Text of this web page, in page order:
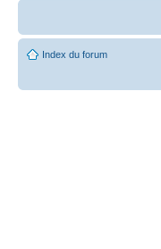
Index du forum